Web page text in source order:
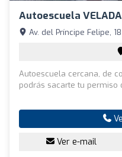
Autoescuela VELADA
Av. del Príncipe Felipe,
Autoescuela cercana, de
podrás sacarte tu permiso
Ver e-mail